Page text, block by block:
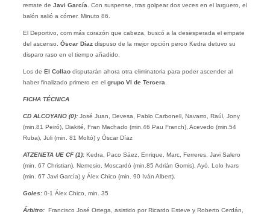
remate de Javi García . Con suspense, tras golpear dos veces en el larguero, el
balón salió a córner. Minuto 86.
El Deportivo, com más corazón que cabeza, buscó a la desesperada el empate
del ascenso. Óscar Díazdispuso de la mejor opción peroo Kedra detuvo su
disparo raso en el tiempo añadido.
Los de El Collao disputarán ahora otra eliminatoria para poder ascender al
haber finalizado primero en el grupo VI de Tercera
FICHA TÉCNICA
CD ALCOYANO (0):José Juan, Devesa, Pablo Carbonell, Navarro, Raúl, Jony
(min.81 Peiró), Diakité, Fran Machado (min.46 Pau Franch), Acevedo (min.54
Ruba), Juli (min. 81 Moltó) y Óscar Díaz
ATZENETA UE CF (1):Kedra, Paco Sáez, Enrique, Marc, Ferreres, Javi Salero
(min. 67 Christian), Nemesio, Moscardó (min.85 Adrián Gomis), Ayó, Lolo Ivars
(min. 67 Javi García) y Álex Chico (min. 90 Iván Albert).
Goles:0-1 Álex Chico, min. 35
Árbitro:Francisco José Ortega, asistido por Ricardo Esteve y Roberto Cerdán,